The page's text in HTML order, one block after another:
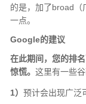
的是，加了broad（
一点。
Google的建议
在此期间，您的排
惊慌。 这里有一些
1） 预计会出现广泛